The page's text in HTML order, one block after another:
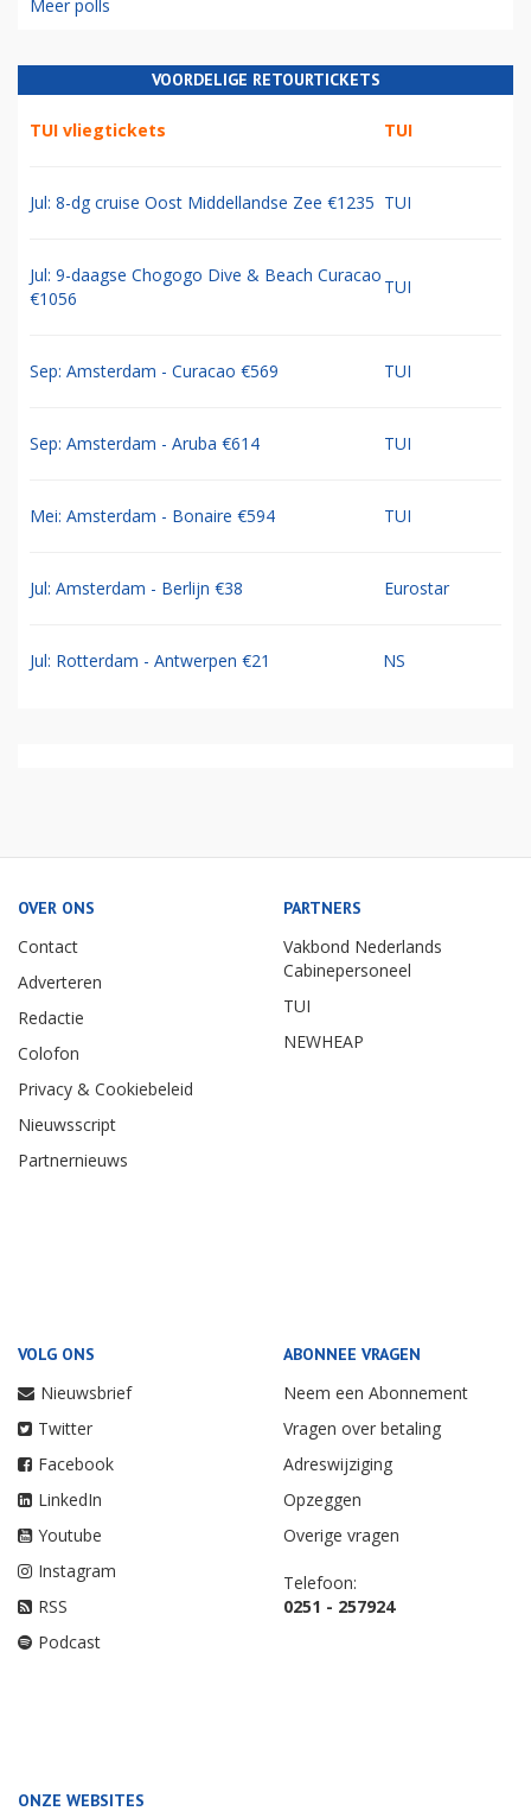
Meer polls
VOORDELIGE RETOURTICKETS
TUI vliegtickets TUI
Jul: 8-dg cruise Oost Middellandse Zee €1235 TUI
Jul: 9-daagse Chogogo Dive & Beach Curacao
€1056
TUI
Sep: Amsterdam - Curacao €569 TUI
Sep: Amsterdam - Aruba €614 TUI
Mei: Amsterdam - Bonaire €594 TUI
Jul: Amsterdam - Berlijn €38 Eurostar
Jul: Rotterdam - Antwerpen €21 NS
OVER ONS
Contact
Adverteren
Redactie
Colofon
Privacy & Cookiebeleid
Nieuwsscript
Partnernieuws
PARTNERS
Vakbond Nederlands
Cabinepersoneel
TUI
NEWHEAP
VOLG ONS
Nieuwsbrief
Twitter
Facebook
LinkedIn
Youtube
Instagram
RSS
Podcast
ABONNEE VRAGEN
Neem een Abonnement
Vragen over betaling
Adreswijziging
Opzeggen
Overige vragen
Telefoon:
0251 - 257924
ONZE WEBSITES